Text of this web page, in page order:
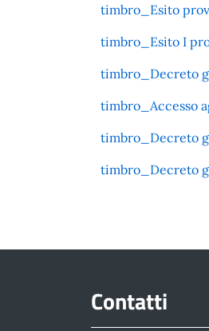
timbro_Esito
timbro_Esito I
timbro_Decreto
timbro_Accesso
timbro_Decreto
timbro_Decreto
Contatti